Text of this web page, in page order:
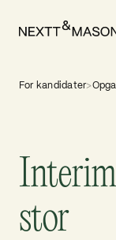
For kandidater>
stor